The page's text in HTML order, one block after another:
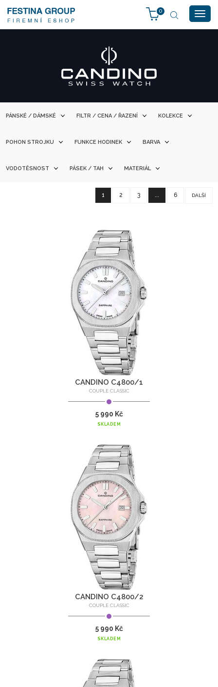
0
PÁNSKÉ / DÁMSKÉ FILTR / CENA / ŘAZENÍ KOLEKCE
POHON STROJKU FUNKCE HODINEK BARVA
VODOTĚSNOST PÁSEK / TAH MATERIÁL
1 2 3 ... 6 DALŠÍ
CANDINO C4800/1
COUPLE CLASSIC
5 990 Kč
SKLADEM
CANDINO C4800/2
COUPLE CLASSIC
5 990 Kč
SKLADEM